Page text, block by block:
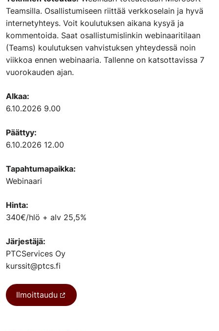
Teamsilla. Osallistumiseen riittää verkkoselain ja hyvä
internetyhteys. Voit koulutuksen aikana kysyä ja
kommentoida. Saat osallistumislinkin webinaaritilaan
(Teams) koulutuksen vahvistuksen yhteydessä noin
viikkoa ennen webinaaria. Tallenne on katsottavissa 7
vuorokauden ajan.
Alkaa:
6.10.2026 9.00
Päättyy:
6.10.2026 12.00
Tapahtumapaikka:
Webinaari
Hinta:
340€/hlö + alv 25,5%
Järjestäjä:
PTCServices Oy
kurssit@ptcs.fi
Ilmoittaudu